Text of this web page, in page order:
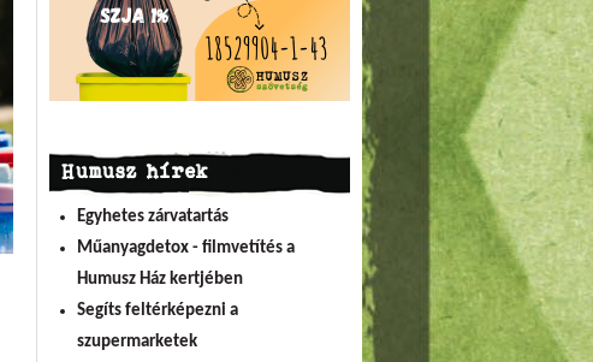
Humusz hírek
Egyhetes zárvatartás
Műanyagdetox - filmvetítés a
Humusz Ház kertjében
Segíts feltérképezni a
szupermarketek